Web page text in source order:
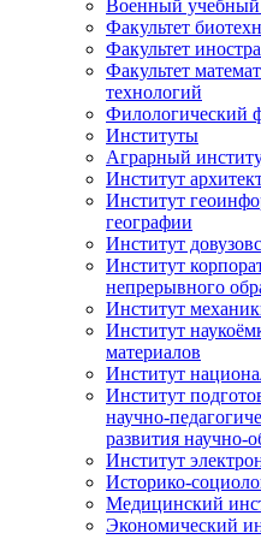
Военный
Факультет
Факультет
Факультет
технологий
Филологический
Институты
Аграрный
Институт
Институт
географии
Институт
Институт
непрерывного
Институт
Институт
материалов
Институт
Институт
научно-
развития научно-
Институт
Историко-
Медицинский
Экономический